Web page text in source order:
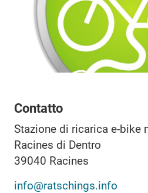
Contatto
Stazione di ricarica e-bike
Racines di Dentro
39040 Racines
info@ratschings.info